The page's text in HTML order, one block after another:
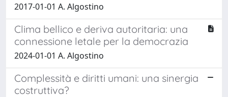
2017-01-01 A. Algostino
Clima bellico e deriva autoritaria: una
connessione letale per la democrazia
2024-01-01 A. Algostino
Complessità e diritti umani: una sinergia
costruttiva?